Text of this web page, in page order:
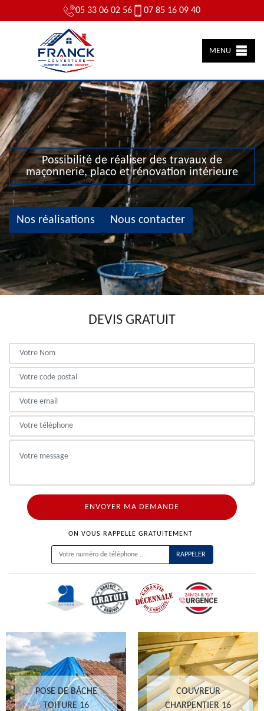
05 33 06 02 56 07 85 16 09 40
MENU
Possibilité de réaliser des travaux de
maçonnerie, placo et rénovation intérieure
Nos réalisations Nous contacter
DEVIS GRATUIT
ON VOUS RAPPELLE GRATUITEMENT
POSE DE BÂCHE
TOITURE 16
COUVREUR
CHARPENTIER 16